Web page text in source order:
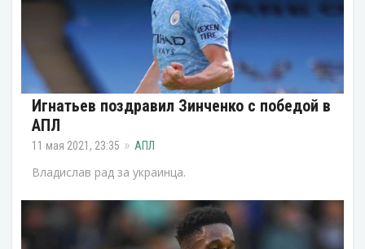
Игнатьев поздравил Зинченко с победой в
АПЛ
11 мая 2021, 23:35 АПЛ
Владислав рад за украинца.